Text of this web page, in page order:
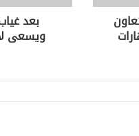
بعد
ويسعى